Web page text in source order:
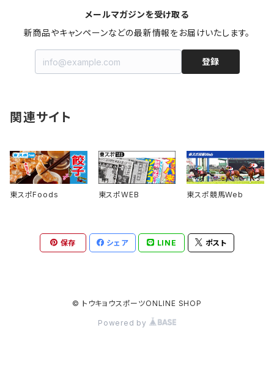
SKE48熊崎晴香×東スポ 的中くまTシャツ
やけくそUMA カッパパイセン ワンポイントTシャツ
東スポ 丸ロゴTシャツ
キャトられテーシャツ
大スポダイナマイトラガーTシャツ
ガイアフォースＴシャツ
田原成貴ジョッキージョッキ
風野灯織×東スポキムチ餃子コラボ オリジナルエプロン
風野灯織×東スポキムチ餃子コラボ オリジナルアクリルスタンド
メールマガジンを受け取る
新商品やキャンペーンなどの最新情報をお届けいたします。
登録
関連サイト
東スポFoods 東スポWEB 東スポ競馬Web
保存 シェア LINE ポスト
© トウキョウスポーツONLINE SHOP
Powered by